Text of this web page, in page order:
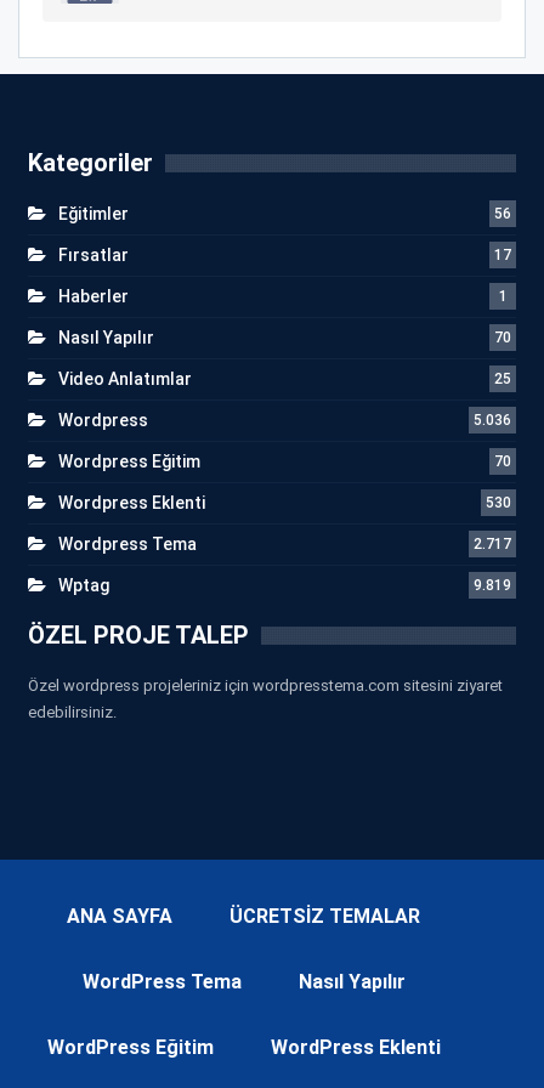
Kategoriler
Eğitimler 56
Fırsatlar 17
Haberler 1
Nasıl Yapılır 70
Video Anlatımlar 25
Wordpress 5.036
Wordpress Eğitim 70
Wordpress Eklenti 530
Wordpress Tema 2.717
Wptag 9.819
ÖZEL PROJE TALEP
Özel wordpress projeleriniz için wordpresstema.com sitesini ziyaret
edebilirsiniz.
ANA SAYFA ÜCRETSİZ TEMALAR
WordPress Tema Nasıl Yapılır
WordPress Eğitim WordPress Eklenti